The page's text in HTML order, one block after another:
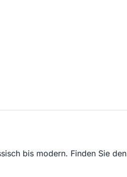
bis modern. Finden Sie den